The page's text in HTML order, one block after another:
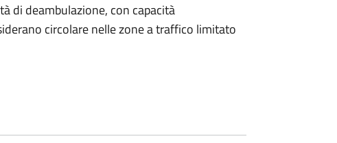
di deambulazione, con capacità
circolare nelle zone a traffico limitato